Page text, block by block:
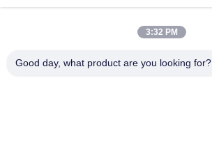
3:32 PM
Good day, what product are you looking for?